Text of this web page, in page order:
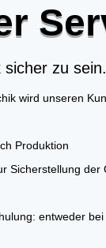
zu sein.
wird unseren
Produktion
Sicherstellung der
entweder